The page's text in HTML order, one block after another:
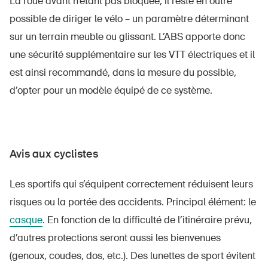
possible de diriger le vélo – un paramètre déterminant
sur un terrain meuble ou glissant. L’ABS apporte donc
une sécurité supplémentaire sur les VTT électriques et il
est ainsi recommandé, dans la mesure du possible,
d’opter pour un modèle équipé de ce système.
Avis aux cyclistes
Les sportifs qui s’équipent correctement réduisent leurs
risques ou la portée des accidents. Principal élément: le
casque. En fonction de la difficulté de l’itinéraire prévu,
d’autres protections seront aussi les bienvenues
(genoux, coudes, dos, etc.). Des lunettes de sport évitent